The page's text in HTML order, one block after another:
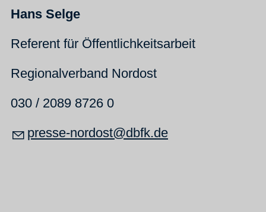
Hans Selge
Referent für Öffentlichkeitsarbeit
Regionalverband Nordost
030 / 2089 8726 0
pr ss -n rd st dbfk d